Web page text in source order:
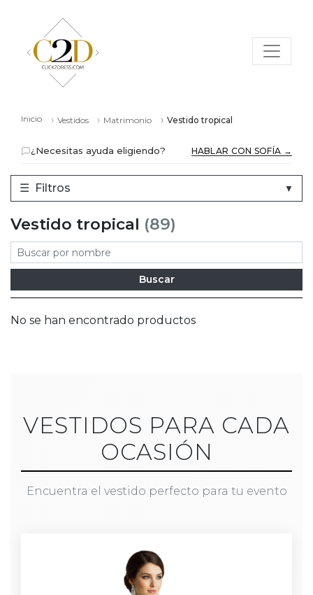
Inicio Vestidos Matrimonio Vestido tropical
¿Necesitas ayuda eligiendo? HABLAR CON SOFÍA →
☰ Filtros ▼
Vestido tropical (89)
No se han encontrado productos
VESTIDOS PARA CADA
OCASIÓN
Encuentra el vestido perfecto para tu evento